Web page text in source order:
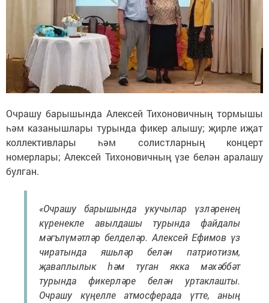
Очрашу барышында Алексей Тихоновичның тормышы
һәм казанышлары турында фикер алышу; җирле иҗат
коллективлары һәм солистларның концерт
номерлары; Алексей Тихоновичның үзе белән аралашу
булган.
«Очрашу барышында укучылар үзләренең
күренекле авылдашы турында файдалы
мәгълүмәтләр белделәр. Алексей Ефимов үз
чиратында яшьләр белән патриотизм,
җаваплылык һәм туган якка мәхәббәт
турында фикерләре белән уртаклашты.
Очрашу күңелле атмосферада үтте, аның